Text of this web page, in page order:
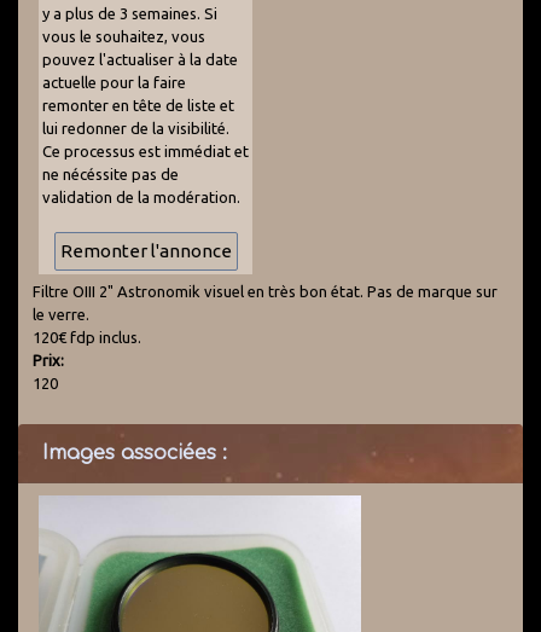
y a plus de 3 semaines. Si
vous le souhaitez, vous
pouvez l'actualiser à la date
actuelle pour la faire
remonter en tête de liste et
lui redonner de la visibilité.
Ce processus est immédiat et
ne nécéssite pas de
validation de la modération.
Filtre OIII 2" Astronomik visuel en très bon état. Pas de marque sur
le verre.
120€ fdp inclus.
Prix:
120
Images associées :